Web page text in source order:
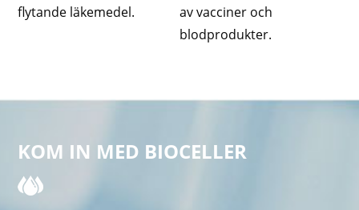
flytande läkemedel.
av vacciner och
blodprodukter.
KOM IN MED BIOCELLER